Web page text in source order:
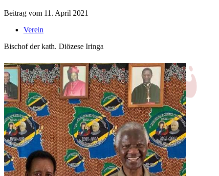
Beitrag vom 11. April 2021
Verein
Bischof der kath. Diözese Iringa